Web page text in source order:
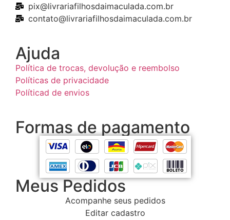
pix@livrariafilhosdaimaculada.com.br
contato@livrariafilhosdaimaculada.com.br
Ajuda
Política de trocas, devolução e reembolso
Políticas de privacidade
Políticad de envios
Formas de pagamento
Meus Pedidos
Acompanhe seus pedidos
Editar cadastro